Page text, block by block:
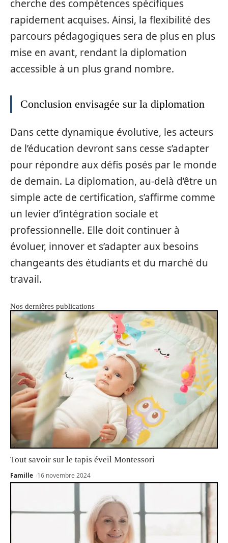
cherche des compétences spécifiques
rapidement acquises. Ainsi, la flexibilité des
parcours pédagogiques sera de plus en plus
mise en avant, rendant la diplomation
accessible à un plus grand nombre.
Conclusion envisagée sur la diplomation
Dans cette dynamique évolutive, les acteurs
de l’éducation devront sans cesse s’adapter
pour répondre aux défis posés par le monde
de demain. La diplomation, au-delà d’être un
simple acte de certification, s’affirme comme
un levier d’intégration sociale et
professionnelle. Elle doit continuer à
évoluer, innover et s’adapter aux besoins
changeants des étudiants et du marché du
travail.
Nos dernières publications
Tout savoir sur le tapis éveil Montessori
Famille 16 novembre 2024